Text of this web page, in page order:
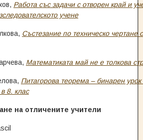
Работа със задачи с отворен край и
учене
Състезание по техническо чертане
Математиката май не е толкова
Питагорова теорема – бинарен
8. клас
на отличените учители